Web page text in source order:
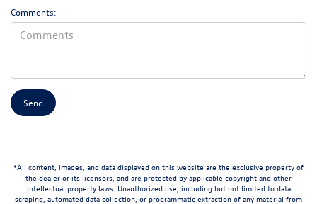
Comments:
*All content, images, and data displayed on this website are the exclusive property of
the dealer or its licensors, and are protected by applicable copyright and other
intellectual property laws. Unauthorized use, including but not limited to data
scraping, automated data collection, or programmatic extraction of any material from